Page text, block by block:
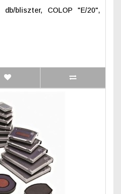
bliszter, COLOP "E/20",